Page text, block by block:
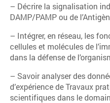
– Décrire la signalisation
DAMP/PAMP ou de
– Intégrer, en réseau, les
cellules et molécules de
dans la défense de
– Savoir analyser des
d’expérience de Travaux
scientifiques dans le